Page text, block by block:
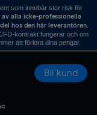
som innebär stor risk för
alla icke-professionella
hos den här leverantören.
kontrakt fungerar och om
att förlora dina pengar.
Bli kund